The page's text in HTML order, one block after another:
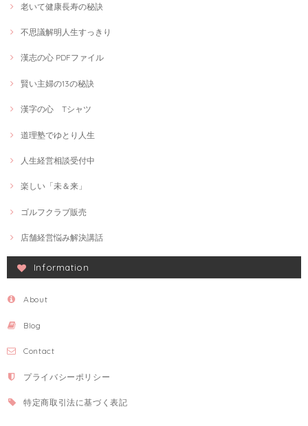
老いて健康長寿の秘訣
不思議解明人生すっきり
漢志の心 PDFファイル
賢い主婦の13の秘訣
漢字の心 Tシャツ
道理塾でゆとり人生
人生経営相談受付中
楽しい「未＆来」
ゴルフクラブ販売
店舗経営悩み解決講話
Information
About
Blog
Contact
プライバシーポリシー
特定商取引法に基づく表記